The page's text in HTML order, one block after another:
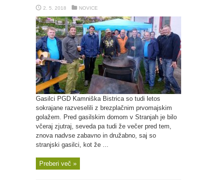
2. 5. 2018 NOVICE
Gasilci PGD Kamniška Bistrica so tudi letos
sokrajane razveselili z brezplačnim prvomajskim
golažem. Pred gasilskim domom v Stranjah je bilo
včeraj zjutraj, seveda pa tudi že večer pred tem,
znova nadvse zabavno in družabno, saj so
stranjski gasilci, kot že ...
Preberi več »